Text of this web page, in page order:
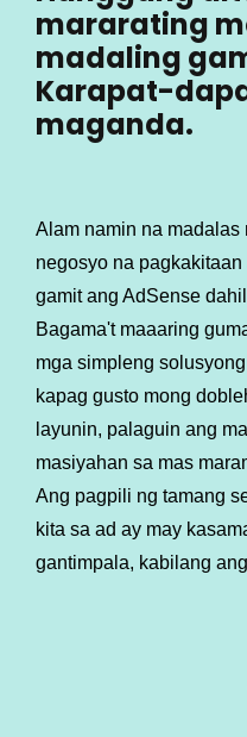
mararating
madaling
Karapat-
maganda.
Alam namin na madalas
negosyo na
gamit ang AdSense
Bagama't maaaring
mga simpleng
kapag gusto mong
layunin, palaguin ang
masiyahan sa mas
Ang pagpili ng tamang
kita sa ad ay may
gantimpala, kabilang